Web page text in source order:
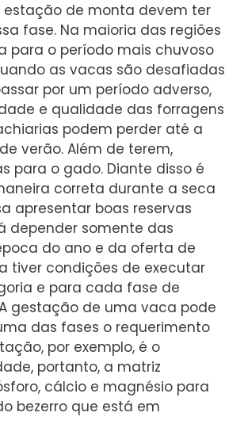
estação de monta devem ter
fase. Na maioria das regiões
para o período mais chuvoso
as vacas são desafiadas
por um período adverso,
e qualidade das forragens
podem perder até a
verão. Além de terem,
para o gado. Diante disso é
correta durante a seca
apresentar boas reservas
depender somente das
do ano e da oferta de
tiver condições de executar
e para cada fase de
gestação de uma vaca pode
das fases o requerimento
por exemplo, é o
portanto, a matriz
cálcio e magnésio para
bezerro que está em